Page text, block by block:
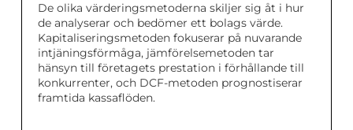
De olika värderingsmetoderna skiljer sig åt i hur
de analyserar och bedömer ett bolags värde.
Kapitaliseringsmetoden fokuserar på nuvarande
intjäningsförmåga, jämförelsemetoden tar
hänsyn till företagets prestation i förhållande till
konkurrenter, och DCF-metoden prognostiserar
framtida kassaflöden.